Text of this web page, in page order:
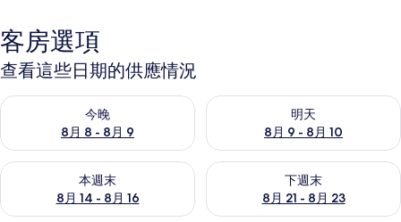
客房選項
查看這些日期的供應情況
今晚
8月 8 - 8月 9
查看今晚 (8月 8 - 8月 9) 的供應情況
明天
8月 9 - 8月 10
查看明天 (8月 9 - 8月 10) 的供
本週末
8月 14 - 8月 16
查看本週末 (8月 14 - 8月 16) 的供應情況
下週末
8月 21 - 8月 23
查看下週末 (8月 21 - 8月 23)